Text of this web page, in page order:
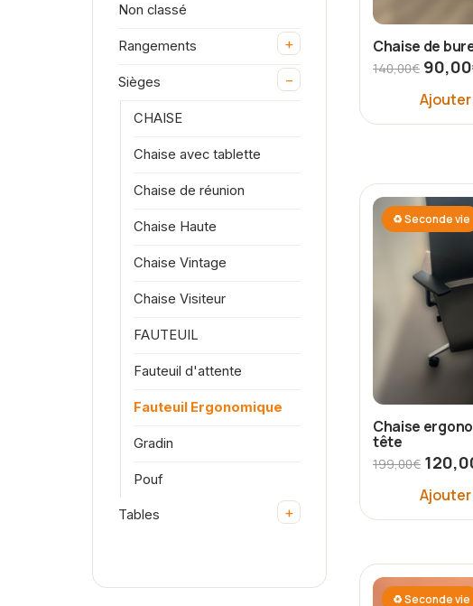
Non classé
Rangements +
Sièges −
CHAISE
Chaise avec tablette
Chaise de réunion
Chaise Haute
Chaise Vintage
Chaise Visiteur
FAUTEUIL
Fauteuil d'attente
Fauteuil Ergonomique
Gradin
Pouf
Tables +
Chaise de
140,00€ 90,00
♻ Seconde vie
Chaise
tête
199,00€
♻ Seconde vie